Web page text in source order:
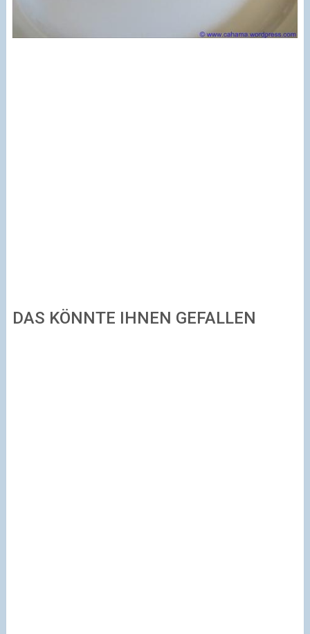
DAS KÖNNTE IHNEN GEFALLEN